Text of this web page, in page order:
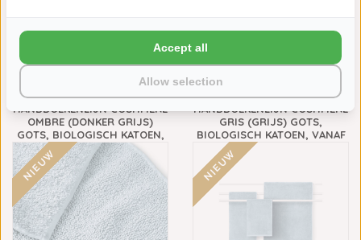
SCHLOSSBERG
HANDDOEKENLIJN COSHMERE
OMBRE (DONKER GRIJS)
GOTS, BIOLOGISCH KATOEN,
VANAF
€13,90
SCHLOSSBERG
HANDDOEKENLIJN COSHMERE
GRIS (GRIJS) GOTS,
BIOLOGISCH KATOEN, VANAF
€13,90
NIEUW NIEUW
Allow selection
Accept all